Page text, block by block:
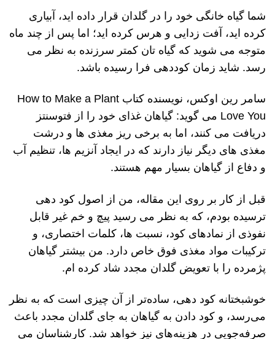
شما گیاه خانگی خود را در گلدان قرار داده اید، آبیاری
کرده اید، آفت زدایی و هرس کرده اید؛ اما پس از چند ماه
متوجه می شوید که گیاه تان کمتر سرزنده به نظر می
رسد. شاید زمان کوددهی فرا رسیده باشد.
سامر رین اوکس، نویسنده کتاب How to Make a Plant
Love You می گوید: گیاهان غذای خود را از فتوسنتز
دریافت می کنند، اما به برخی ریز مغذی ها و درشت
مغذی های دیگر نیاز دارند که در ایجاد آنزیم ها، تنظیم آب
و دفاع از گیاهان بسیار مهم هستند.
قبل از کار بر روی این مقاله، من از اصول کود دهی
ترسیده بودم، که به نظر می رسید پیچ ​​و خم غیر قابل
نفوذی از نمادهای کود، نسبت ها، کلمات اختصاری، و
ترکیبات مواد مغذی فوق خاص دارد. من بیشتر گیاهان
پژمرده را با تعویض گلدان مجدد شاد کرده ام.
خوشبختانه کود دهی، ساده‌تر از آن چیزی است که به نظر
می‌رسد، و کود دادن به گیاهان به جای گلدان مجدد باعث
صرفه‌جویی در هزینه‌های نیز خواهد شد. کارشناسان می